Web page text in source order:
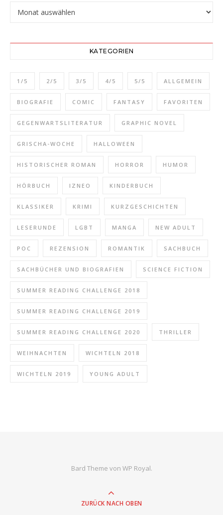
KATEGORIEN
1/5 2/5 3/5 4/5 5/5 ALLGEMEIN
BIOGRAFIE COMIC FANTASY FAVORITEN
GEGENWARTSLITERATUR GRAPHIC NOVEL
GRISCHA-WOCHE HALLOWEEN
HISTORISCHER ROMAN HORROR HUMOR
HÖRBUCH IZNEO KINDERBUCH
KLASSIKER KRIMI KURZGESCHICHTEN
LESERUNDE LGBT MANGA NEW ADULT
POC REZENSION ROMANTIK SACHBUCH
SACHBÜCHER UND BIOGRAFIEN SCIENCE FICTION
SUMMER READING CHALLENGE 2018
SUMMER READING CHALLENGE 2019
SUMMER READING CHALLENGE 2020 THRILLER
WEIHNACHTEN WICHTELN 2018
WICHTELN 2019 YOUNG ADULT
Bard Theme von WP Royal.
ZURÜCK NACH OBEN